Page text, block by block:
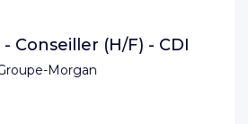
Morgan
Conseiller (H/F) - CDI